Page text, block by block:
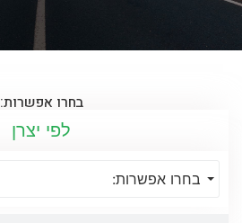
בחרו אפשרות:
לפי יצרן
בחרו אפשרות: